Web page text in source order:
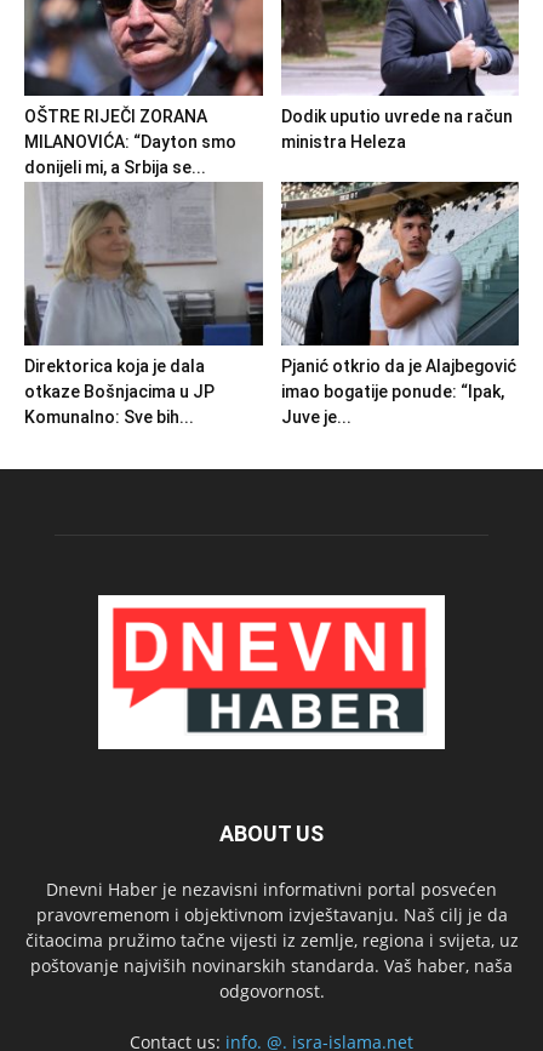
OŠTRE RIJEČI ZORANA
MILANOVIĆA: “Dayton smo
donijeli mi, a Srbija se...
Dodik uputio uvrede na račun
ministra Heleza
Direktorica koja je dala
otkaze Bošnjacima u JP
Komunalno: Sve bih...
Pjanić otkrio da je Alajbegović
imao bogatije ponude: “Ipak,
Juve je...
ABOUT US
Dnevni Haber je nezavisni informativni portal posvećen
pravovremenom i objektivnom izvještavanju. Naš cilj je da
čitaocima pružimo tačne vijesti iz zemlje, regiona i svijeta, uz
poštovanje najviših novinarskih standarda. Vaš haber, naša
odgovornost.
Contact us: info. @. isra-islama.net